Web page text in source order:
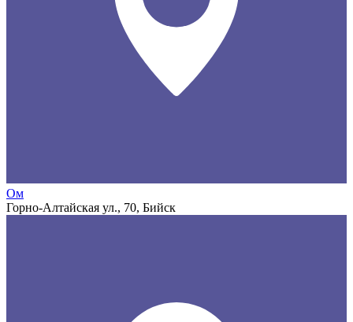
Ом
Горно-Алтайская ул., 70, Бийск